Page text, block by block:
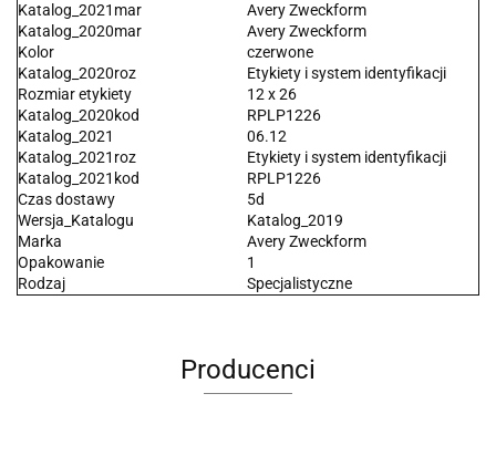
Katalog_2021mar
Avery Zweckform
Katalog_2020mar
Avery Zweckform
Kolor
czerwone
Katalog_2020roz
Etykiety i system identyfikacji
Rozmiar etykiety
12 x 26
Katalog_2020kod
RPLP1226
Katalog_2021
06.12
Katalog_2021roz
Etykiety i system identyfikacji
Katalog_2021kod
RPLP1226
Czas dostawy
5d
Wersja_Katalogu
Katalog_2019
Marka
Avery Zweckform
Opakowanie
1
Rodzaj
Specjalistyczne
Producenci